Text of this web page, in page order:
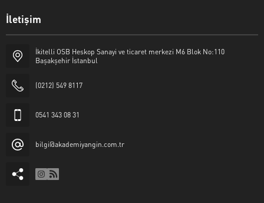
İletişim
İkitelli OSB Heskop Sanayi ve ticaret merkezi M6 Blok No:110
Başakşehir İstanbul
(0212) 549 8117
0541 343 08 31
bilgi@akademiyangin.com.tr